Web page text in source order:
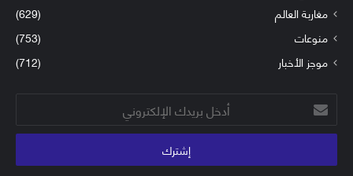
مغاربة العالم
(629)
منوعات
(753)
موجز الأخبار
(712)
أدخل
بريدك
الإلكتروني